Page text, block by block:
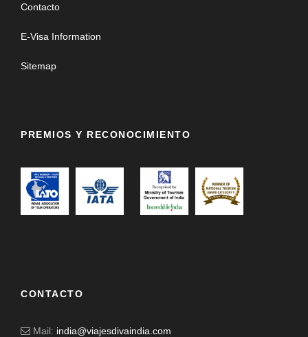
Contacto
E-Visa Information
Sitemap
PREMIOS Y RECONOCIMIENTO
CONTACTO
Mail: india@viajesdivaindia.com